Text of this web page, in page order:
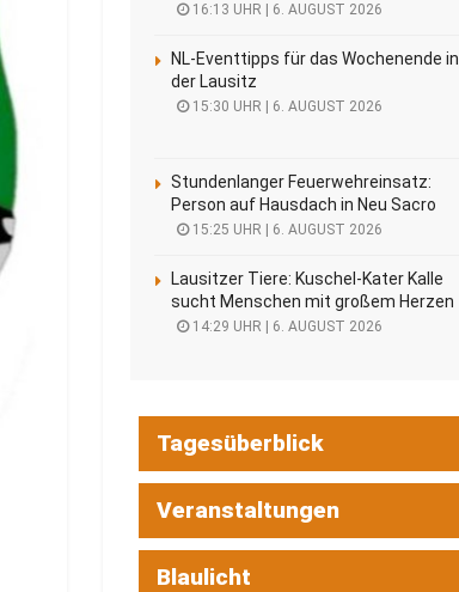
16:13 UHR | 6. AUGUST 2026
NL-Eventtipps für das Wochenende in
der Lausitz
15:30 UHR | 6. AUGUST 2026
Stundenlanger Feuerwehreinsatz:
Person auf Hausdach in Neu Sacro
15:25 UHR | 6. AUGUST 2026
Lausitzer Tiere: Kuschel-Kater Kalle
sucht Menschen mit großem Herzen
14:29 UHR | 6. AUGUST 2026
Tagesüberblick
Veranstaltungen
Blaulicht